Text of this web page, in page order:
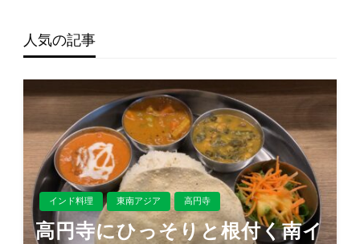
人気の記事
インド料理 東南アジア 高円寺
高円寺にひっそりと根付く南イ